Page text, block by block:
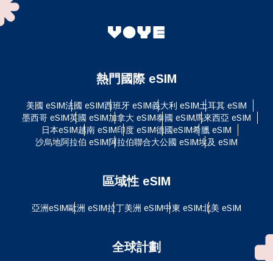
熱門國際 eSIM
美國 eSIM法國 eSIM西班牙 eSIM義大利 eSIM土耳其 eSIM
墨西哥 eSIM英國 eSIM加拿大 eSIM泰國 eSIM馬來西亞 eSIM
日本eSIM越南 eSIM印度 eSIM德國eSIM希臘 eSIM
沙烏地阿拉伯 eSIM阿拉伯聯合大公國 eSIM埃及 eSIM
區域性 eSIM
亞洲eSIM歐洲 eSIM拉丁美洲 eSIM中東 eSIM北美 eSIM
全球計劃